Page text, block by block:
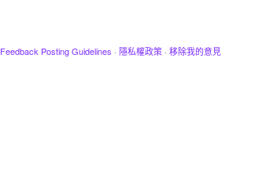
Feedback Posting Guidelines · 隱私權政策 · 移除我的意見